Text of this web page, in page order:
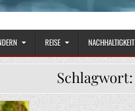
REISE NACHHALTIGKEIT
Schlagwort: